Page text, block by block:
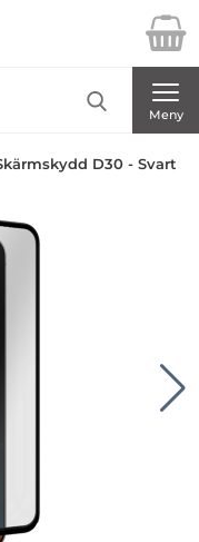
AB
Meny
D30 - Svart